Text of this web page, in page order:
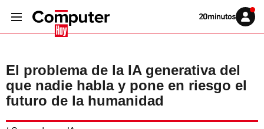
Volver
Iniciar
sesión
El problema de la IA generativa del
que nadie habla y pone en riesgo el
futuro de la humanidad